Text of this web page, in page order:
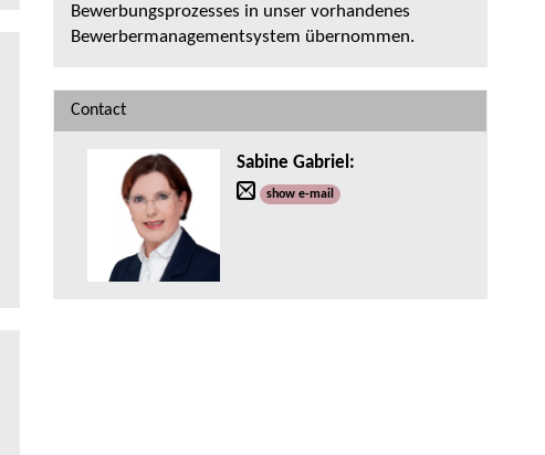
Bewerbungsprozesses in unser vorhandenes
Bewerbermanagementsystem übernommen.
Contact
Sabine Gabriel :
show e-mail